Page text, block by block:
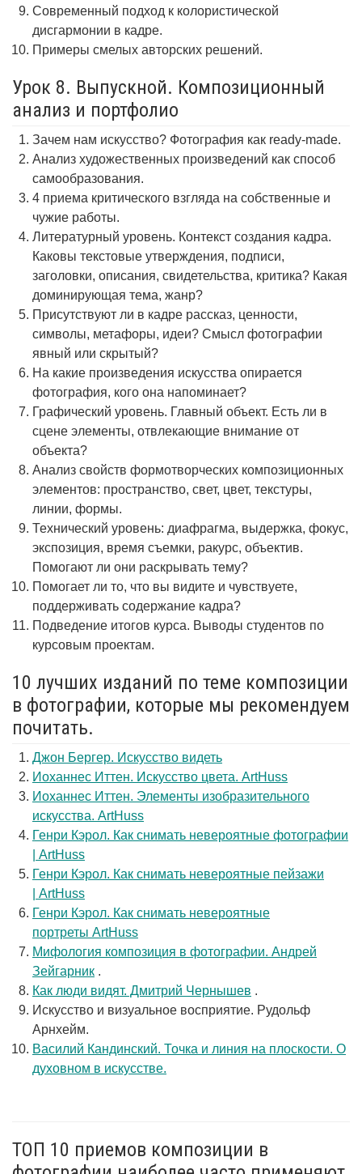
Современный подход к колористической
дисгармонии в кадре.
Примеры смелых авторских решений.
Урок 8. Выпускной. Композиционный
анализ и портфолио
Зачем нам искусство? Фотография как ready-made.
Анализ художественных произведений как способ
самообразования.
4 приема критического взгляда на собственные и
чужие работы.
Литературный уровень. Контекст создания кадра.
Каковы текстовые утверждения, подписи,
заголовки, описания, свидетельства, критика? Какая
доминирующая тема, жанр?
Присутствуют ли в кадре рассказ, ценности,
символы, метафоры, идеи? Смысл фотографии
явный или скрытый?
На какие произведения искусства опирается
фотография, кого она напоминает?
Графический уровень. Главный объект. Есть ли в
сцене элементы, отвлекающие внимание от
объекта?
Анализ свойств формотворческих композиционных
элементов: пространство, свет, цвет, текстуры,
линии, формы.
Технический уровень: диафрагма, выдержка, фокус,
экспозиция, время съемки, ракурс, объектив.
Помогают ли они раскрывать тему?
Помогает ли то, что вы видите и чувствуете,
поддерживать содержание кадра?
Подведение итогов курса. Выводы студентов по
курсовым проектам.
10 лучших изданий по теме композиции
в фотографии, которые мы рекомендуем
почитать.
Джон Бергер. Искусство видеть
Иоханнес Иттен. Искусство цвета. ArtHuss
Иоханнес Иттен. Элементы изобразительного
искусства. ArtHuss
Генри Кэрол. Как снимать невероятные фотографии
| ArtHuss
Генри Кэрол. Как снимать невероятные пейзажи
| ArtHuss
Генри Кэрол. Как снимать невероятные
портреты ArtHuss
Мифология композиция в фотографии. Андрей
Зейгарник .
Как люди видят. Дмитрий Чернышев .
Искусство и визуальное восприятие. Рудольф
Арнхейм.
Василий Кандинский. Точка и линия на плоскости. О
духовном в искусстве.
ТОП 10 приемов композиции в